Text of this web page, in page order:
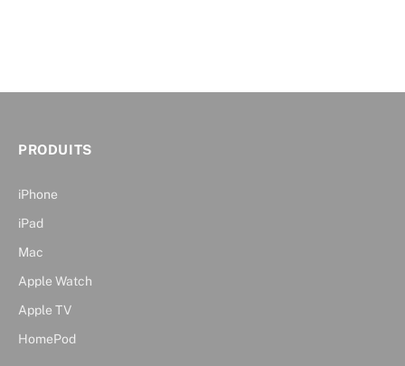
PRODUITS
iPhone
iPad
Mac
Apple Watch
Apple TV
HomePod